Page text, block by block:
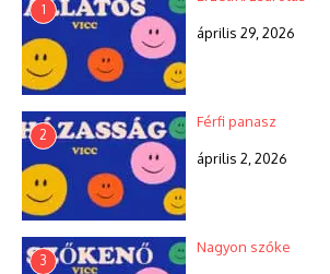
1
április 29, 2026
2
Férfi panasz
április 2, 2026
3
Nagyon szőke